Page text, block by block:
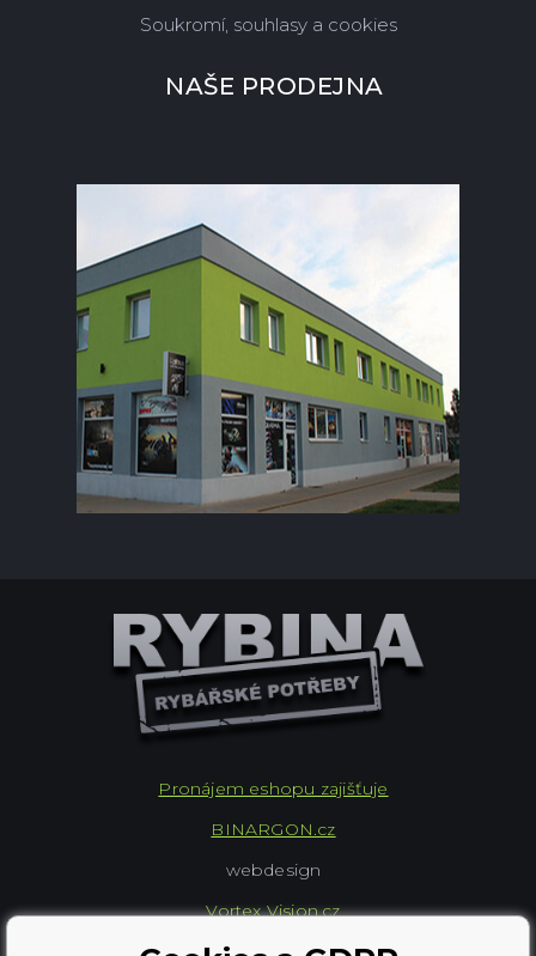
Soukromí, souhlasy a cookies
NAŠE PRODEJNA
Pronájem eshopu zajišťuje
BINARGON.cz
webdesign
Vortex Vision.cz